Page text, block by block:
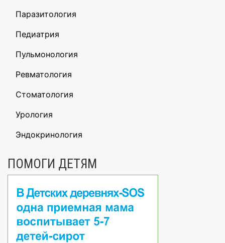
Паразитология
Педиатрия
Пульмонология
Ревматология
Стоматология
Урология
Эндокринология
ПОМОГИ ДЕТЯМ